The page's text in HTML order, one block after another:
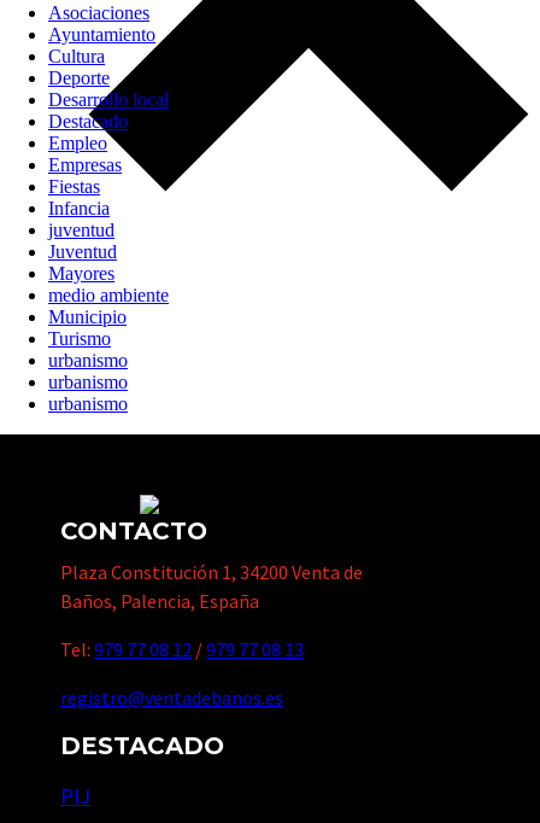
Asociaciones
Ayuntamiento
Cultura
Deporte
Desarrollo local
Destacado
Empleo
Empresas
Fiestas
Infancia
juventud
Juventud
Mayores
medio ambiente
Municipio
Turismo
urbanismo
urbanismo
urbanismo
CONTACTO
Plaza Constitución 1, 34200 Venta de
Baños, Palencia, España
Tel: 979 77 08 12 /979 77 08 13
registro@ventadebanos.es
DESTACADO
PIJ